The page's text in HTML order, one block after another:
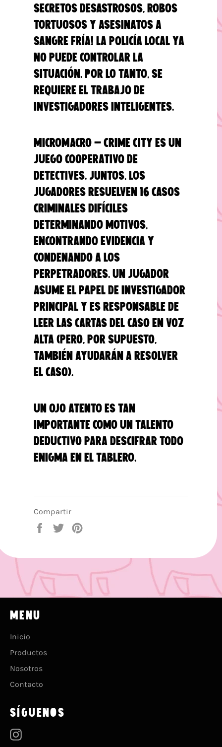
Secretos desastrosos, robos
tortuosos y asesinatos a
sangre fría! La policía local ya
no puede controlar la
situación. Por lo tanto, se
requiere el trabajo de
investigadores inteligentes.
MicroMacro - Crime City es un
juego cooperativo de
detectives. Juntos, los
jugadores resuelven 16 casos
criminales difíciles
determinando motivos,
encontrando evidencia y
condenando a los
perpetradores. Un jugador
asume el papel de investigador
principal y es responsable de
leer las cartas del caso en voz
alta (pero, por supuesto,
también ayudarán a resolver
el caso).
Un ojo atento es tan
importante como un talento
deductivo para descifrar todo
enigma en el tablero.
Compartir
Compartir
Tuitear
MENU
Inicio
Productos
Nosotros
Contacto
SÍGUENOS